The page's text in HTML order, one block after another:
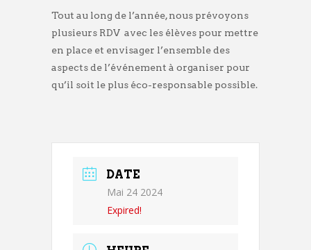
Tout au long de l’année, nous prévoyons
plusieurs RDV avec les élèves pour mettre
en place et envisager l’ensemble des
aspects de l’événement à organiser pour
qu’il soit le plus éco-responsable possible.
DATE
Mai 24 2024
Expired!